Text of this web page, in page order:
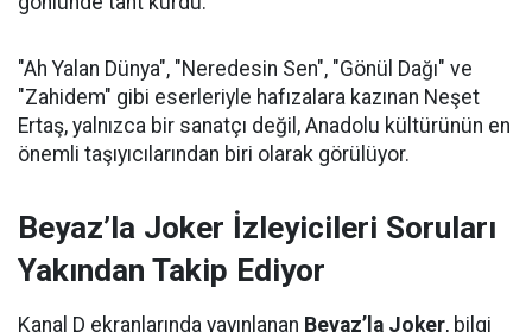
"Ah Yalan Dünya", "Neredesin Sen", "Gönül Dağı" ve
"Zahidem" gibi eserleriyle hafızalara kazınan Neşet
Ertaş, yalnızca bir sanatçı değil, Anadolu kültürünün en
önemli taşıyıcılarından biri olarak görülüyor.
Beyaz’la Joker İzleyicileri Soruları
Yakından Takip Ediyor
Kanal D ekranlarında yayınlanan Beyaz’la Joker, bilgi